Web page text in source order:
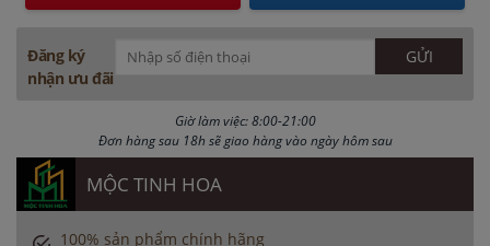
Đăng ký
nhận ưu đãi
Giờ làm việc: 8:00-21:00
Đơn hàng sau 18h sẽ giao hàng vào ngày hôm sau
MỘC TINH HOA
100% sản phẩm chính hãng